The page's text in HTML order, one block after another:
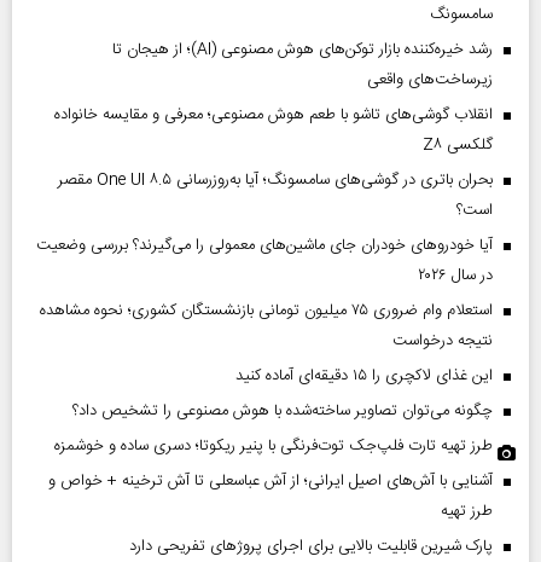
سامسونگ
رشد خیره‌کننده بازار توکن‌های هوش مصنوعی (AI)؛ از هیجان تا
زیرساخت‌های واقعی
انقلاب گوشی‌های تاشو‌ با طعم هوش مصنوعی؛ معرفی و مقایسه خانواده
گلکسی Z۸
بحران باتری در گوشی‌های سامسونگ؛ آیا به‌روزرسانی One UI ۸.۵ مقصر
است؟
آیا خودروهای خودران جای ماشین‌های معمولی را می‌گیرند؟ بررسی وضعیت
در سال ۲۰۲۶
استعلام وام ضروری ۷۵ میلیون تومانی بازنشستگان کشوری؛ نحوه مشاهده
نتیجه درخواست
این غذای لاکچری را ۱۵ دقیقه‌ای آماده کنید
چگونه می‌توان تصاویر ساخته‌شده با هوش مصنوعی را تشخیص داد؟
طرز تهیه تارت فلپ‌جک توت‌فرنگی با پنیر ریکوتا؛ دسری ساده و خوشمزه
آشنایی با آش‌های اصیل ایرانی؛ از آش عباسعلی تا آش ترخینه + خواص و
طرز تهیه
پارک شیرین قابلیت‌ بالایی برای اجرای پروژهای تفریحی دارد